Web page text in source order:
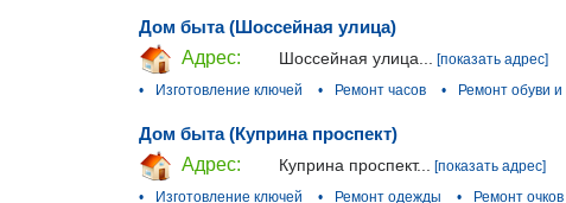
Дом быта (Шоссейная улица)
Адрес:
Шоссейная улица... [показать адрес]
•
Изготовление ключей • Ремонт часов • Ремонт обуви
Дом быта (Куприна проспект)
Адрес:
Куприна проспект...
[показать адрес]
•
Изготовление ключей • Ремонт одежды • Ремонт очков